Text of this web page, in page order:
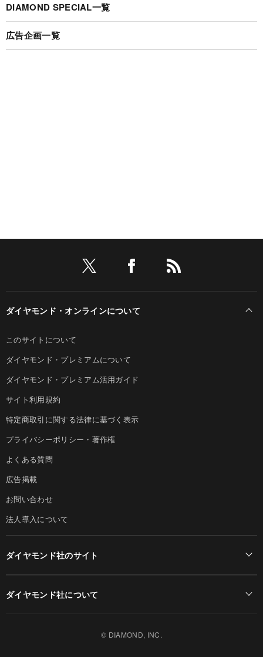
DIAMOND SPECIAL一覧
広告企画一覧
ダイヤモンド・オンラインについて
このサイトについて
ダイヤモンド・プレミアムについて
ダイヤモンド・プレミアム活用ガイド
サイト利用規約
特定商取引に関する法律に基づく表示
プライバシーポリシー・著作権
よくある質問
広告掲載
お問い合わせ
法人導入について
ダイヤモンド社のサイト
ダイヤモンド社について
© DIAMOND, INC.